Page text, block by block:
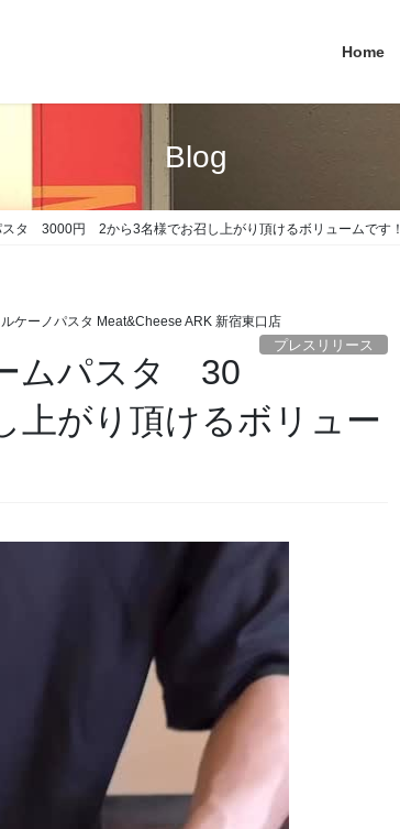
Home
Blog
スタ 3000円 2から3名様でお召し上がり頂けるボリュームです！
ケーノパスタ Meat&Cheese ARK 新宿東口店
プレスリリース
ムパスタ 30
がり頂けるボリュー